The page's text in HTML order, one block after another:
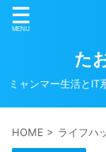
た
ミャンマー生活とIT
HOME > ライフハ